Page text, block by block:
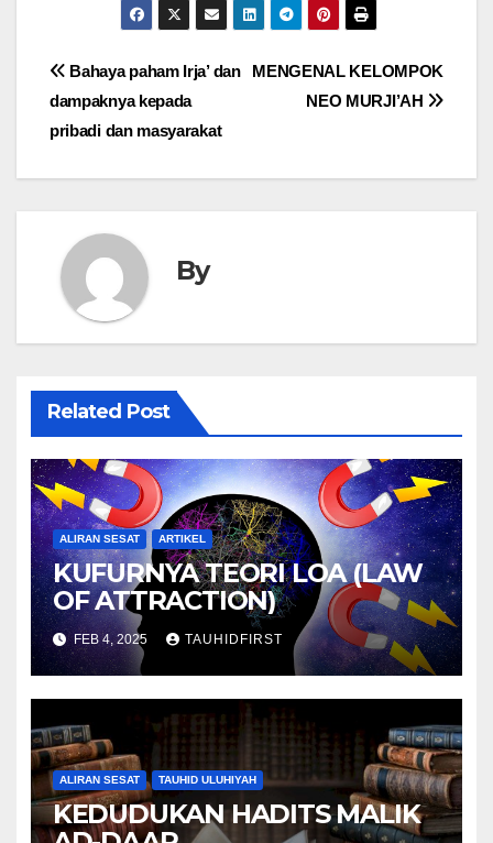
Post
navigation
MENGENAL KELOMPOK
NEO MURJI’AH
Bahaya paham Irja’ dan
dampaknya kepada
pribadi dan masyarakat
By
Related Post
ALIRAN SESAT ARTIKEL
KUFURNYA TEORI LOA (LAW
OF ATTRACTION)
FEB 4, 2025 TAUHIDFIRST
ALIRAN SESAT TAUHID ULUHIYAH
KEDUDUKAN HADITS MALIK